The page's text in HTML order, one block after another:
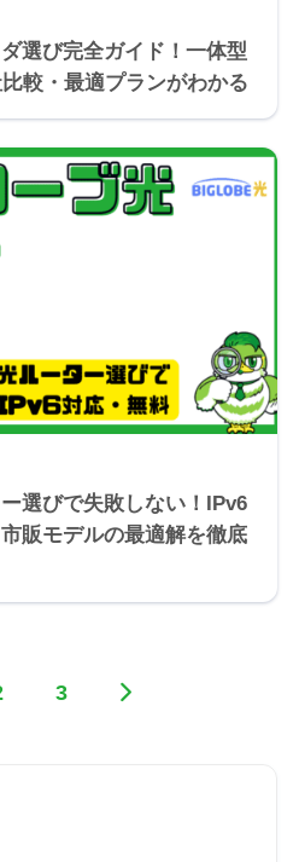
選び完全ガイド！一体型
較・最適プランがわかる
選びで失敗しない！IPv6
販モデルの最適解を徹底
3